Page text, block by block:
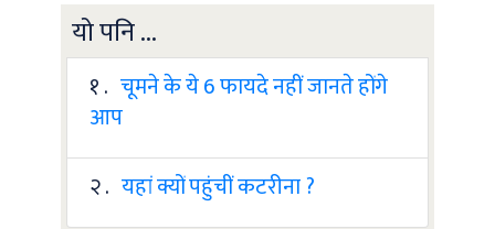
यो पनि ...
१ . चूमने के ये 6 फायदे नहीं जानते होंगे
आप
२ . यहां क्यों पहुंचीं कटरीना ?